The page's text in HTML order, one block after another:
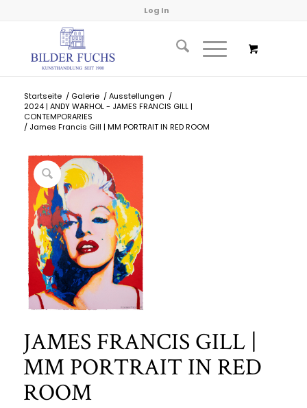
Log In
Startseite / Galerie / Ausstellungen /
2024 | ANDY WARHOL - JAMES FRANCIS GILL |
CONTEMPORARIES
/ James Francis Gill | MM PORTRAIT IN RED ROOM
JAMES FRANCIS GILL |
MM PORTRAIT IN RED
ROOM